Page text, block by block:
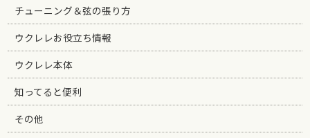
チューニング＆弦の張り方
ウクレレお役立ち情報
ウクレレ本体
知ってると便利
その他